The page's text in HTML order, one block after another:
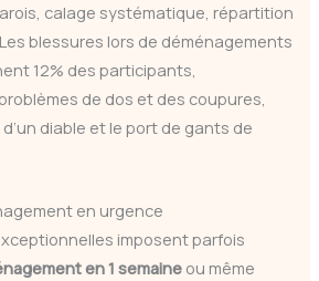
calage systématique, répartition
blessures lors de déménagements
12% des participants,
de dos et des coupures,
diable et le port de gants de
en urgence
imposent parfois
en 1 semaine ou même